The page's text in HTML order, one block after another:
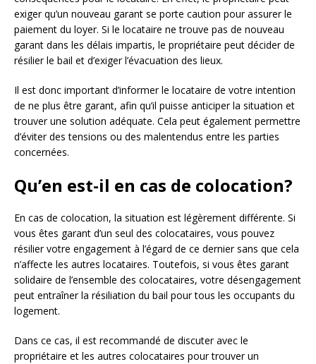
exiger qu’un nouveau garant se porte caution pour assurer le
paiement du loyer. Si le locataire ne trouve pas de nouveau
garant dans les délais impartis, le propriétaire peut décider de
résilier le bail et d’exiger l’évacuation des lieux.
Il est donc important d’informer le locataire de votre intention
de ne plus être garant, afin qu’il puisse anticiper la situation et
trouver une solution adéquate. Cela peut également permettre
d’éviter des tensions ou des malentendus entre les parties
concernées.
Qu’en est-il en cas de colocation?
En cas de colocation, la situation est légèrement différente. Si
vous êtes garant d’un seul des colocataires, vous pouvez
résilier votre engagement à l’égard de ce dernier sans que cela
n’affecte les autres locataires. Toutefois, si vous êtes garant
solidaire de l’ensemble des colocataires, votre désengagement
peut entraîner la résiliation du bail pour tous les occupants du
logement.
Dans ce cas, il est recommandé de discuter avec le
propriétaire et les autres colocataires pour trouver un